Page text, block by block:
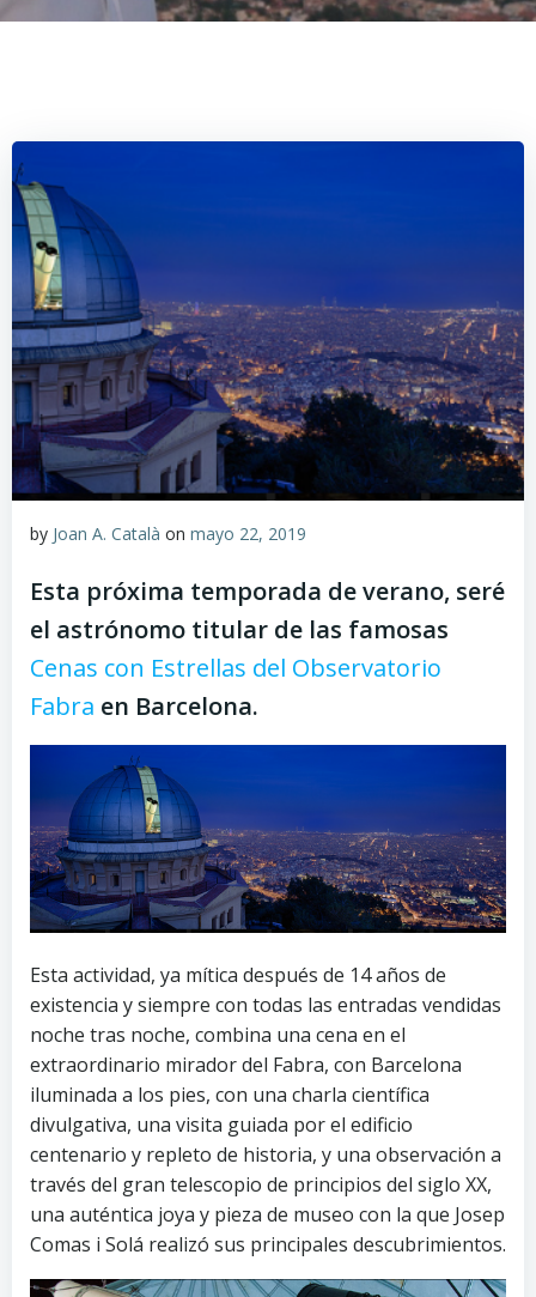
by Joan A. Català on mayo 22, 2019
Esta próxima temporada de verano, seré
el astrónomo titular de las famosas
Cenas con Estrellas del Observatorio
Fabra en Barcelona.
Esta actividad, ya mítica después de 14 años de
existencia y siempre con todas las entradas vendidas
noche tras noche, combina una cena en el
extraordinario mirador del Fabra, con Barcelona
iluminada a los pies, con una charla científica
divulgativa, una visita guiada por el edificio
centenario y repleto de historia, y una observación a
través del gran telescopio de principios del siglo XX,
una auténtica joya y pieza de museo con la que Josep
Comas i Solá realizó sus principales descubrimientos.